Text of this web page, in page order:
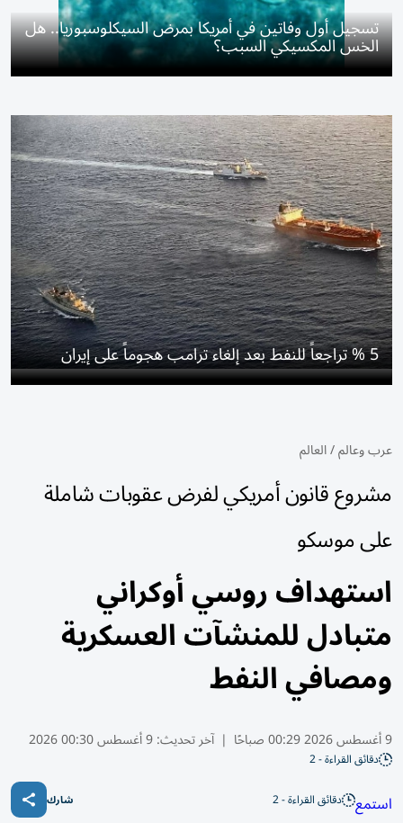
تسجيل أول وفاتين في أمريكا بمرض السيكلوسبوريا.. هل
الخس المكسيكي السبب؟
5 % تراجعاً للنفط بعد إلغاء ترامب هجوماً على إيران
عرب وعالم/العالم
مشروع قانون أمريكي لفرض عقوبات شاملة
على موسكو
استهداف روسي أوكراني
متبادل للمنشآت العسكرية
ومصافي النفط
9 أغسطس 2026 00:29 صباحًا | آخر تحديث:9 أغسطس 00:30 2026
دقائق القراءة - 2
استمع دقائق القراءة - 2 شارك